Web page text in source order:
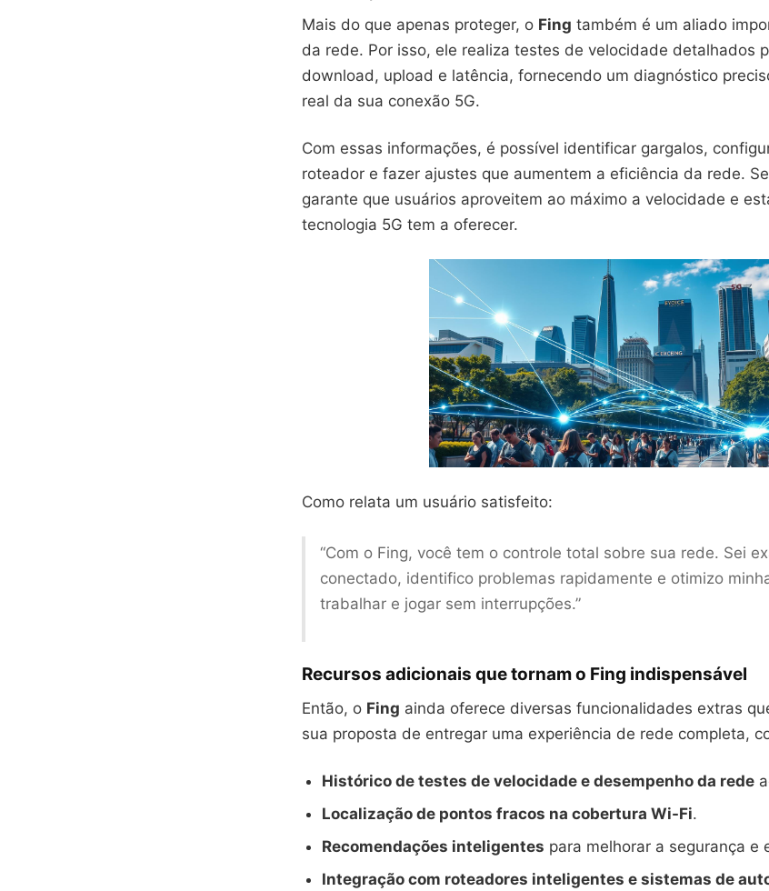
Mais do que apenas proteger, o Fing também é um aliado
da rede. Por isso, ele realiza testes de velocidade detalhados
download, upload e latência, fornecendo um diagnóstico
real da sua conexão 5G.
Com essas informações, é possível identificar gargalos,
roteador e fazer ajustes que aumentem a eficiência da rede.
garante que usuários aproveitem ao máximo a velocidade e
tecnologia 5G tem a oferecer.
Como relata um usuário satisfeito:
“Com o Fing, você tem o controle total sobre sua rede. Sei
conectado, identifico problemas rapidamente e otimizo
trabalhar e jogar sem interrupções.”
Recursos adicionais que tornam o Fing indispensável
Então, o Fing ainda oferece diversas funcionalidades extras
sua proposta de entregar uma experiência de rede completa,
Histórico de testes de velocidade e desempenho da rede
Localização de pontos fracos na cobertura Wi-Fi.
Recomendações inteligentes para melhorar a segurança e
Integração com roteadores inteligentes e sistemas de